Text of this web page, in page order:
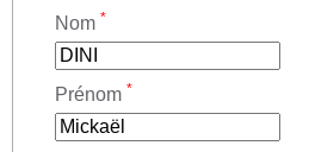
Nom *
Prénom *